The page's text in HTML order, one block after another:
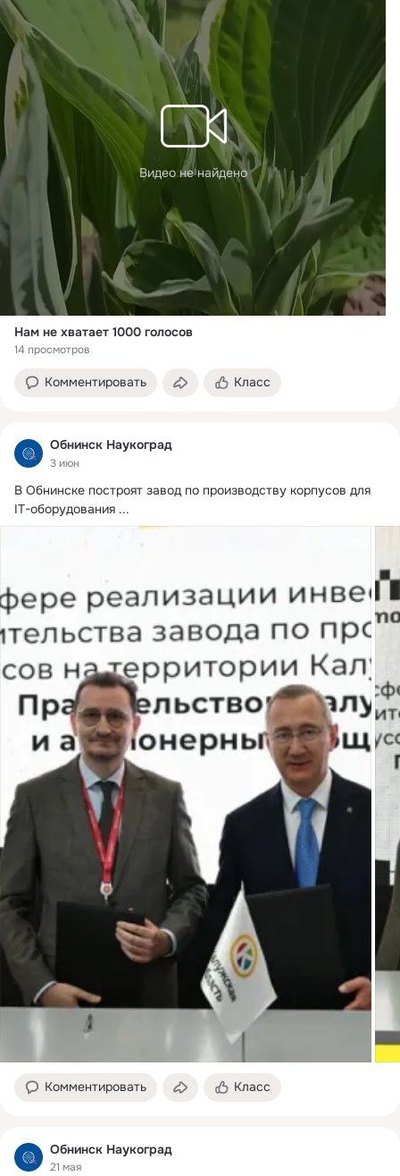
Видео не найдено
Нам не хватает 1000 голосов
14 просмотров
Комментировать Класс
Обнинск Наукоград
3 июн
В Обнинске построят завод по производству корпусов для
IT-оборудования ...
Комментировать Класс
Обнинск Наукоград
21 мая